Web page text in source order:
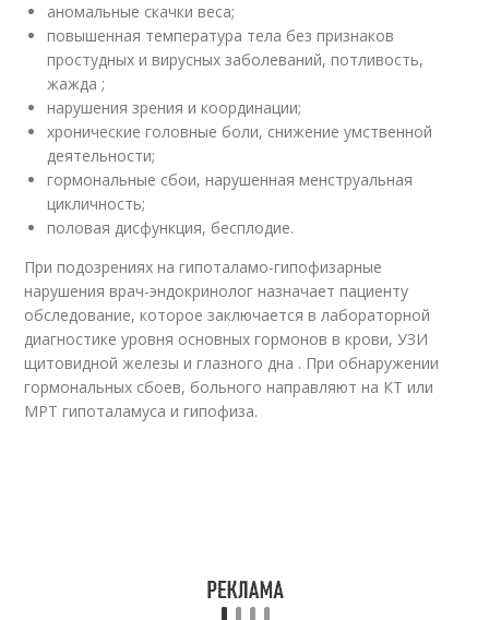
аномальные скачки веса;
повышенная температура тела без признаков
простудных и вирусных заболеваний, потливость,
жажда ;
нарушения зрения и координации;
хронические головные боли, снижение умственной
деятельности;
гормональные сбои, нарушенная менструальная
цикличность;
половая дисфункция, бесплодие.
При подозрениях на гипоталамо-гипофизарные
нарушения врач-эндокринолог назначает пациенту
обследование, которое заключается в лабораторной
диагностике уровня основных гормонов в крови, УЗИ
щитовидной железы и глазного дна . При обнаружении
гормональных сбоев, больного направляют на КТ или
МРТ гипоталамуса и гипофиза.